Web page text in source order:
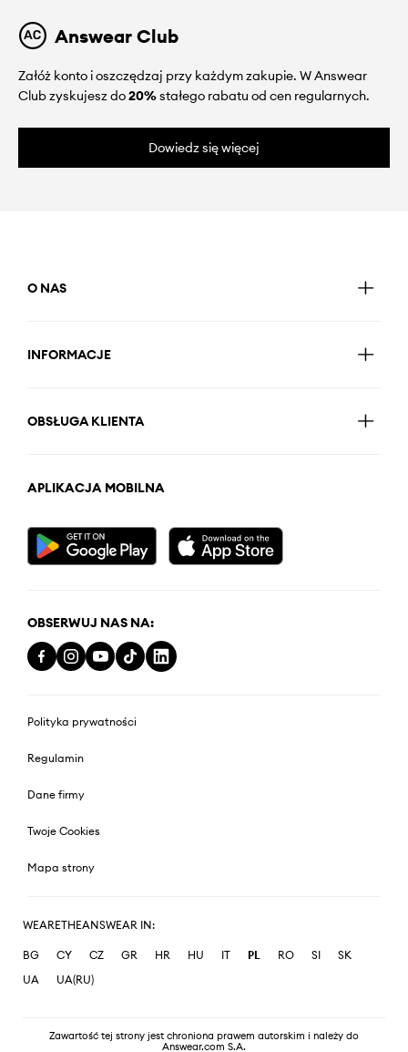
Answear Club
Załóż konto i oszczędzaj przy każdym zakupie. W Answear
Club zyskujesz do20%stałego rabatu od cen regularnych.
Dowiedz się więcej
O NAS
INFORMACJE
OBSŁUGA KLIENTA
APLIKACJA MOBILNA
OBSERWUJ NAS NA:
Polityka prywatności
Regulamin
Dane firmy
Twoje Cookies
Mapa strony
WEARETHEANSWEAR IN:
BG CY CZ GR HR HU IT PL RO SI
SK
UA
UA(RU)
Zawartość tej strony jest chroniona prawem autorskim i należy do
Answear.com S.A.